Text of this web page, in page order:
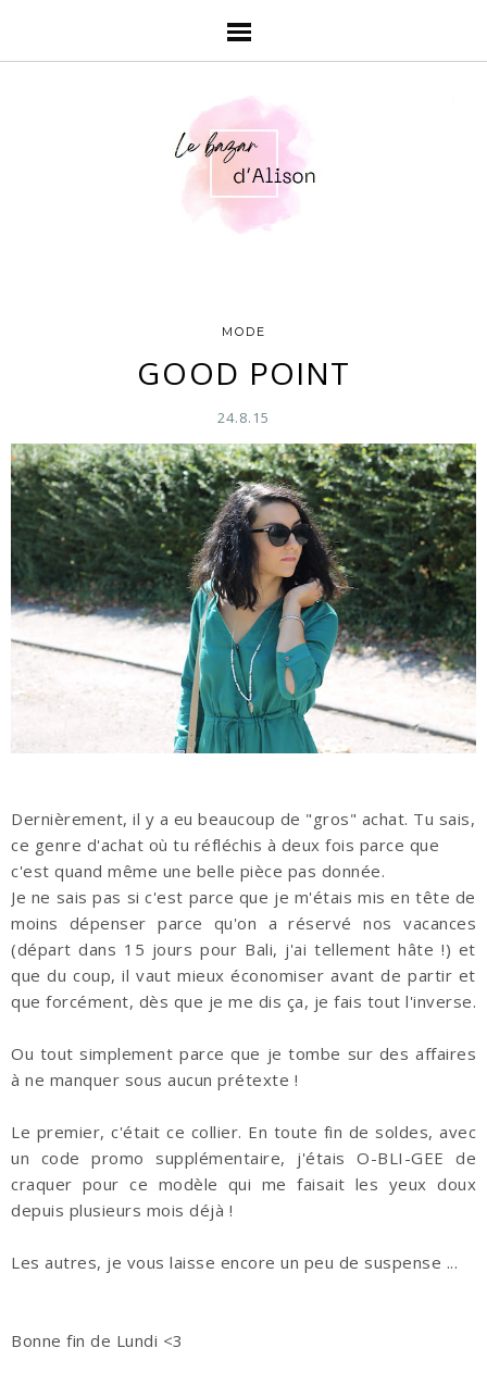
MODE
GOOD POINT
24.8.15
Dernièrement, il y a eu beaucoup de "gros" achat. Tu sais,
ce genre d'achat où tu réfléchis à deux fois parce que
c'est quand même une belle pièce pas donnée.
Je ne sais pas si c'est parce que je m'étais mis en tête de
moins dépenser parce qu'on a réservé nos vacances
(départ dans 15 jours pour Bali, j'ai tellement hâte !) et
que du coup, il vaut mieux économiser avant de partir et
que forcément, dès que je me dis ça, je fais tout l'inverse.
Ou tout simplement parce que je tombe sur des affaires
à ne manquer sous aucun prétexte !
Le premier, c'était ce collier. En toute fin de soldes, avec
un code promo supplémentaire, j'étais O-BLI-GEE de
craquer pour ce modèle qui me faisait les yeux doux
depuis plusieurs mois déjà !
Les autres, je vous laisse encore un peu de suspense ...
Bonne fin de Lundi <3